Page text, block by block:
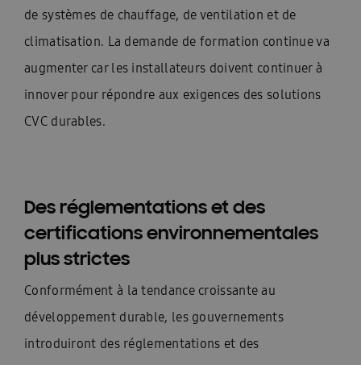
de systèmes de chauffage, de ventilation et de
climatisation. La demande de formation continue va
augmenter car les installateurs doivent continuer à
innover pour répondre aux exigences des solutions
CVC durables.
Des réglementations et des
certifications environnementales
plus strictes
Conformément à la tendance croissante au
développement durable, les gouvernements
introduiront des réglementations et des